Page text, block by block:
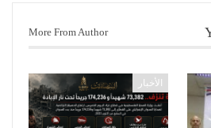
More From Author
الأخبار